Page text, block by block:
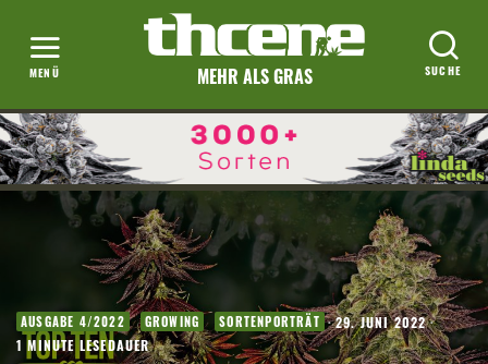
MEHR ALS GRAS
AUSGABE 4/2022 GROWING SORTENPORTRÄT ·29. JUNI 2022·
1 MINUTE LESEDAUER